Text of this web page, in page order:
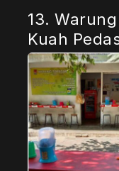
13.
Kuah